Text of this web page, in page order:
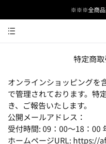
※※※全商
特定商
オンラインショッピングを
で管理されております。特
き、ご報告いたします。
公開メールアドレス：
受付時間: 09：00〜18：00
ホームページURL: https://